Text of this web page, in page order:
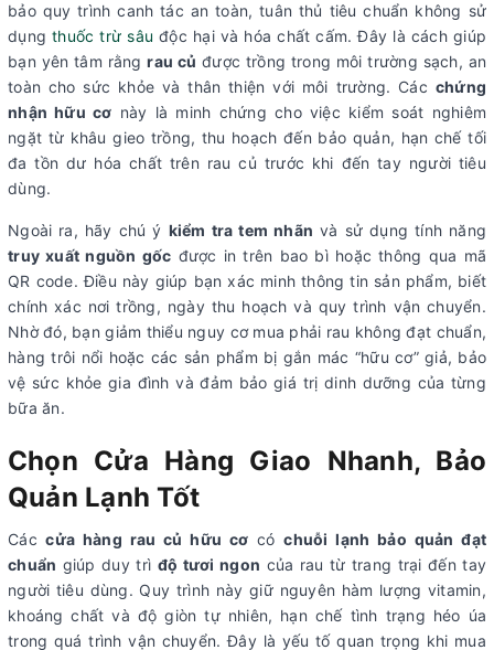
bảoquy trình canh tác an toàn, tuân thủ tiêu chuẩn không sử
dụngthuốc trừ sâu độc hại và hóa chất cấm. Đây là cách giúp
bạn yên tâm rằngrau củ được trồng trong môi trường sạch, an
toàn cho sức khỏe và thân thiện với môi trường. Các chứng
nhận hữu cơ này là minh chứng cho việc kiểm soát nghiêm
ngặt từ khâu gieo trồng, thu hoạch đến bảo quản, hạn chế tối
đa tồn dư hóa chất trên rau củ trước khi đến tay người tiêu
dùng.
Ngoài ra, hãy chú ý kiểm tra tem nhãn và sử dụng tính năng
truy xuất nguồn gốc được in trên bao bì hoặc thông qua mã
QR code. Điều này giúp bạn xác minh thông tin sản phẩm, biết
chính xác nơi trồng, ngày thu hoạch và quy trình vận chuyển.
Nhờ đó, bạn giảm thiểu nguy cơ mua phải rau không đạt chuẩn,
hàng trôi nổi hoặc các sản phẩm bị gắn mác “hữu cơ” giả, bảo
vệ sức khỏe gia đình và đảm bảo giá trị dinh dưỡng của từng
bữa ăn.
Chọn Cửa Hàng Giao Nhanh, Bảo
Quản Lạnh Tốt
Cáccửa hàng rau củ hữu cơ cóchuỗi lạnh bảo quản đạt
chuẩn giúp duy trì độ tươi ngon của rau từ trang trại đến tay
người tiêu dùng. Quy trình này giữ nguyên hàm lượng vitamin,
khoáng chất và độ giòn tự nhiên, hạn chế tình trạng héo úa
trong quá trình vận chuyển. Đây là yếu tố quan trọng khi mua